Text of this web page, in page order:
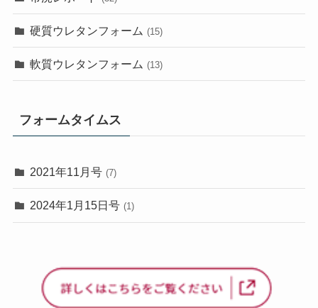
硬質ウレタンフォーム (15)
軟質ウレタンフォーム (13)
フォームタイムス
2021年11月号 (7)
2024年1月15日号 (1)